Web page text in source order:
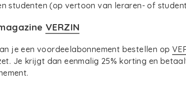
studenten (op vertoon van leraren- of
VERZIN
je een voordeelabonnement bestellen op
Je krijgt dan eenmalig 25% korting en